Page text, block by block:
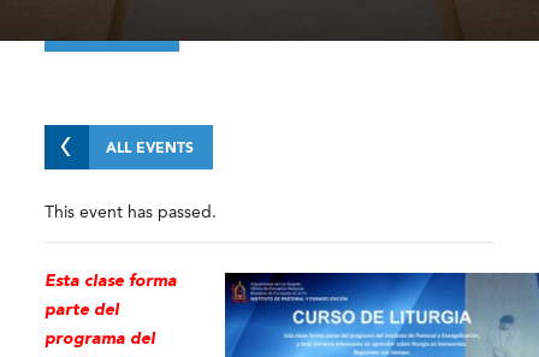
ALL EVENTS
This event has passed.
Esta clase forma
parte del
programa del